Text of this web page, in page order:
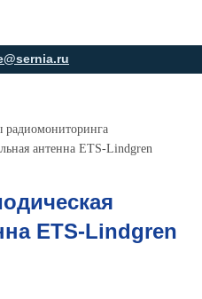
антенна ETS-Lindgren
ETS-Lindgren